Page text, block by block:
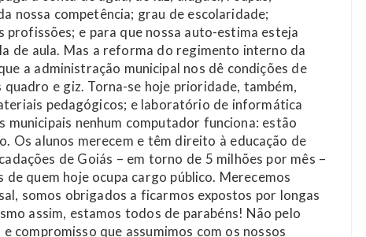
nossa competência; grau de escolaridade;
e para que nossa auto-estima esteja
de aula. Mas a reforma do regimento interno da
a administração municipal nos dê condições de
e giz. Torna-se hoje prioridade, também,
pedagógicos; e laboratório de informática
nenhum computador funciona: estão
Os alunos merecem e têm direito à educação de
de Goiás – em torno de 5 milhões por mês –
quem hoje ocupa cargo público. Merecemos
somos obrigados a ficarmos expostos por longas
assim, estamos todos de parabéns! Não pelo
compromisso que assumimos com os nossos